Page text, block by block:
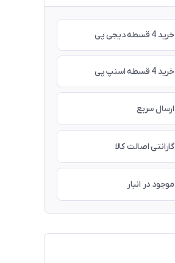
خرید 4 قسطه دیجی پی
خرید 4 قسطه اسنپ پی
ارسال سریع
گارانتی اصالت کالا
موجود در انبار